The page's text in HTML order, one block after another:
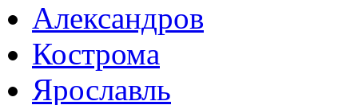
Александров
Кострома
Ярославль